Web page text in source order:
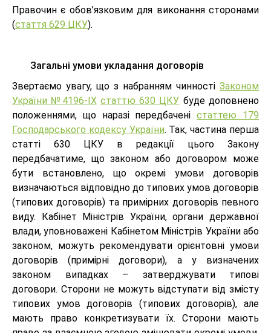
Правочин є обов’язковим для виконання сторонами
(стаття 629 ЦКУ).
Загальні умови укладання договорів
Звертаємо увагу, що з набранням чинності Законом
України №4196-IX статтю 630 ЦКУ буде доповнено
положеннями, що наразі передбаченістаттею 179
Господарського кодексу України. Так, частина перша
статті 630 ЦКУ в редакції цього Закону
передбачатиме, що законом або договором може
бути встановлено, що окремі умови договорів
визначаються відповідно до типових умов договорів
(типових договорів) та примірних договорів певного
виду. Кабінет Міністрів України, органи державної
влади, уповноважені Кабінетом Міністрів України або
законом, можуть рекомендувати орієнтовні умови
договорів (примірні договори), а у визначених
законом випадках – затверджувати типові
договори. Сторони не можуть відступати від змісту
типових умов договорів (типових договорів), але
мають право конкретизувати їх. Сторони мають